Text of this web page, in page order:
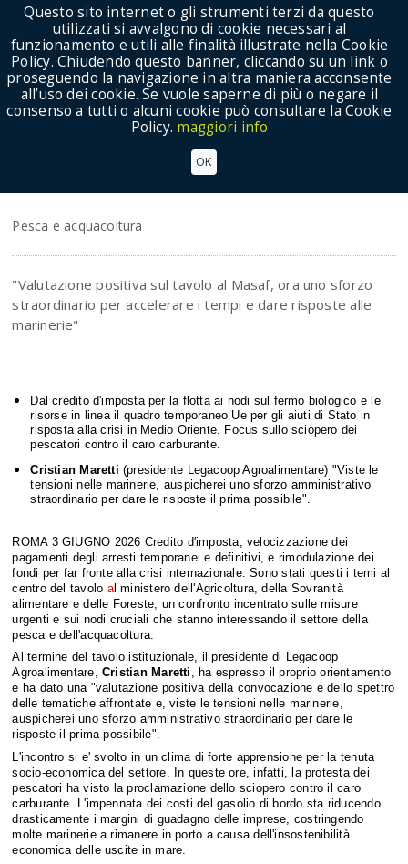
Show Menu
ORA ACCELERARE I TEMPI PER DARE RISPOSTE
Pesca e acquacoltura
"Valutazione positiva sul tavolo al Masaf, ora uno sforzo
straordinario per accelerare i tempi e dare risposte alle
marinerie"
Dal credito d'imposta per la flotta ai nodi sul fermo biologico e le
risorse in linea il quadro temporaneo Ue per gli aiuti di Stato in
risposta alla crisi in Medio Oriente. Focus sullo sciopero dei
pescatori contro il caro carburante.
Cristian Maretti (presidente Legacoop Agroalimentare) "Viste le
tensioni nelle marinerie, auspicherei uno sforzo amministrativo
straordinario per dare le risposte il prima possibile".
ROMA 3 GIUGNO 2026 Credito d'imposta , velocizzazione dei
pagamenti degli arresti temporanei e definitivi, e rimodulazione dei
fondi per far fronte alla crisi internazionale. Sono stati questi i temi al
centro del tavolo al ministero dell'Agricoltura, della Sovranità
alimentare e delle Foreste, un confronto incentrato sulle misure
urgenti e sui nodi cruciali che stanno interessando il settore della
pesca e dell'acquacoltura.
Al termine del tavolo istituzionale, il presidente di Legacoop
Agroalimentare,Cristian Maretti , ha espresso il proprio orientamento
e ha dato una "valutazione positiva della convocazione e dello spettro
delle tematiche affrontate e, viste le tensioni nelle marinerie,
auspicherei uno sforzo amministrativo straordinario per dare le
risposte il prima possibile".
L'incontro si e' svolto in un clima di forte apprensione per la tenuta
socio-economica del settore. In queste ore, infatti, la protesta dei
pescatori ha visto la proclamazione dello sciopero contro il caro
carburante. L'impennata dei costi del gasolio di bordo sta riducendo
drasticamente i margini di guadagno delle imprese, costringendo
molte marinerie a rimanere in porto a causa dell'insostenibilità
economica delle uscite in mare.
Questo sito internet o gli strumenti terzi da questo
utilizzati si avvalgono di cookie necessari al
funzionamento e utili alle finalità illustrate nella Cookie
Policy. Chiudendo questo banner, cliccando su un link o
proseguendo la navigazione in altra maniera acconsente
all’uso dei cookie. Se vuole saperne di più o negare il
consenso a tutti o alcuni cookie può consultare la Cookie
Policy. maggiori info
OK